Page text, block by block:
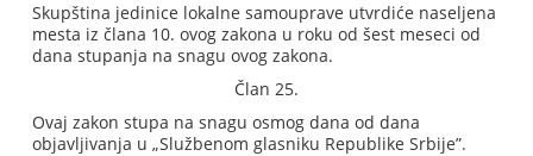
Skupština jedinice lokalne samouprave utvrdiće naseljena
mesta iz člana 10. ovog zakona u roku od šest meseci od
dana stupanja na snagu ovog zakona.
Član 25.
Ovaj zakon stupa na snagu osmog dana od dana
objavljivanja u „Službenom glasniku Republike Srbije”.